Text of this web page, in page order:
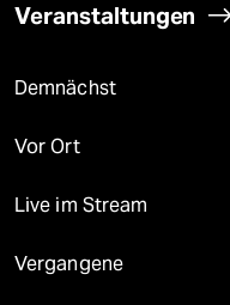
Veranstaltungen
Demnächst
Vor Ort
Live im Stream
Vergangene